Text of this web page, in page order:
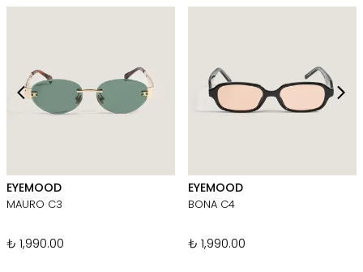
EYEMOOD
MAURO C3
₺ 1,990.00
EYEMOOD
BONA C4
₺ 1,990.00